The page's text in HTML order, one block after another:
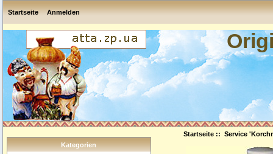
Startseite Anmelden
Kategorien
Startseite ::Service